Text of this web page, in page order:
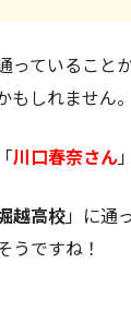
っていること
もしれません。
川口春奈さん
越高校」に通
うですね！